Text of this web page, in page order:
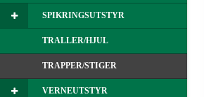
SPIKRINGSUTSTYR
TRALLER/HJUL
TRAPPER/STIGER
VERNEUTSTYR